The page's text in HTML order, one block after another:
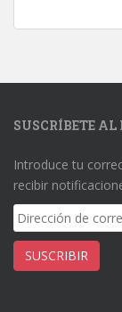
SUSCRÍBETE AL
Introduce tu
recibir
Dirección
de
correo
electrónico
SUSCRIBIR